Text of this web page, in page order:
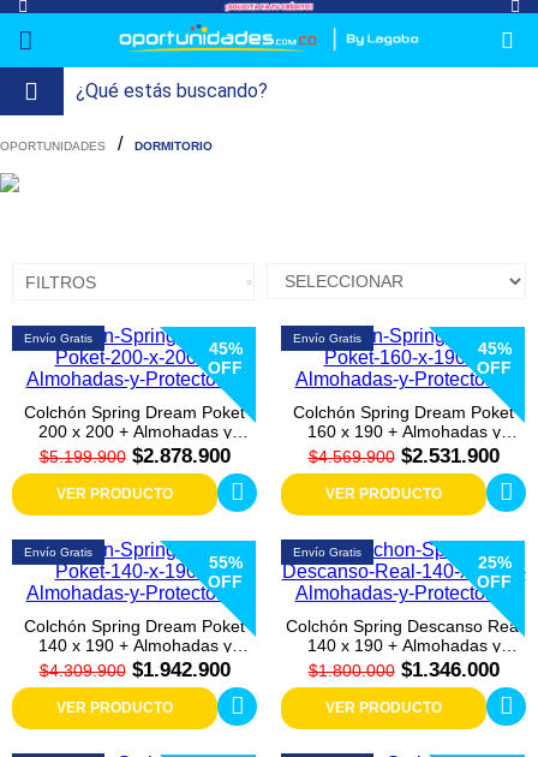
Mi
lavado-
Refrigeración
Refrigeración
Comercial
refrigeracion-
Televisión
Televisión
Aire y
Climatización
Aire y
Colchones
Colchones
Ver
Cocina
Cocina
Tecnología
Tecnología
ElectroHogar
ElectroHogar
Sonido
Combos/a>
Herramientas/a>
Cuidado
Accesorios/a>DORMITORIO
FILTROS
Envío Gratis
45%
OFF
Colchón Spring Dream Poket
200 x 200 + Almohadas y
Protector
$5.199.900 $2.878.900
VER PRODUCTO
Envío Gratis
45%
OFF
Colchón Spring Dream Poket
160 x 190 + Almohadas y
Protector
$4.569.900 $2.531.900
VER PRODUCTO
Envío Gratis
55%
OFF
Colchón Spring Dream Poket
140 x 190 + Almohadas y
Protector
$4.309.900 $1.942.900
VER PRODUCTO
Envío Gratis
25%
OFF
Colchón Spring Descanso Real
140 x 190 + Almohadas y
Protector
$1.800.000 $1.346.000
VER PRODUCTO